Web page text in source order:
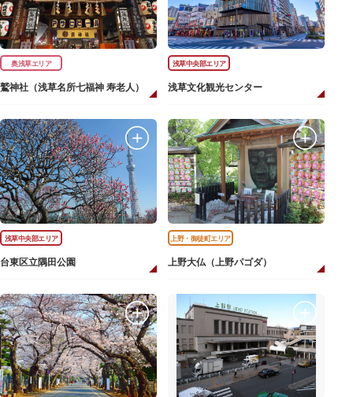
奥浅草エリア
鷲神社（浅草名所七福神 寿老人）
浅草中央部エリア
浅草文化観光センター
浅草中央部エリア
台東区立隅田公園
上野・御徒町エリア
上野大仏（上野パゴダ）